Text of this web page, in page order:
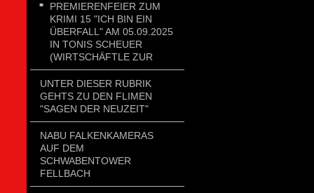
PREMIERENFEIER ZUM
KRIMI 15 "ICH BIN EIN
ÜBERFALL" AM 05.09.2025
IN TONIS SCHEUER
(WIRTSCHÄFTLE ZUR
UNTER DIESER RUBRIK
GEHTS ZU DEN FLIMEN
"SAGEN DER NEUZEIT"
NABU FALKENKAMERAS
AUF DEM
SCHWABENTOWER
FELLBACH